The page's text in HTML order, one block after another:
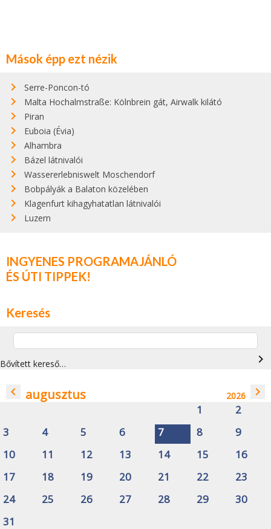
Mások épp ezt nézik
Serre-Poncon-tó
Malta Hochalmstraße: Kölnbrein gát, Airwalk kilátó
Piran
Euboia (Évia)
Alhambra
Bázel látnivalói
Wassererlebniswelt Moschendorf
Bobpályák a Balaton közelében
Klagenfurt kihagyhatatlan látnivalói
Luzern
INGYENES PROGRAMAJÁNLÓ
ÉS ÚTI TIPPEK!
Keresés
Bővített kereső… navigate_next
navigate_before augusztus 2026 navigate_next
1
2
3
4 5 6 7 8
9
10
11 12 13 14 15
16
17
18 19 20 21 22
23
24
25 26 27 28 29
30
31